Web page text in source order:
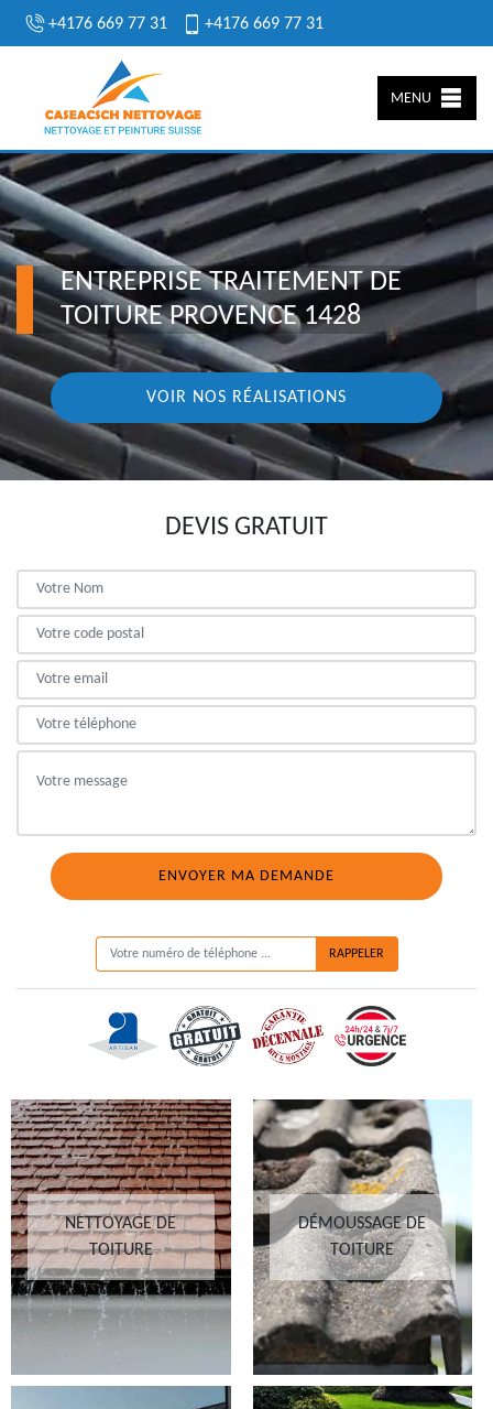
+4176 669 77 31 +4176 669 77 31
MENU
ENTREPRISE TRAITEMENT DE
TOITURE PROVENCE 1428
VOIR NOS RÉALISATIONS
DEVIS GRATUIT
NETTOYAGE DE
TOITURE
DÉMOUSSAGE DE
TOITURE